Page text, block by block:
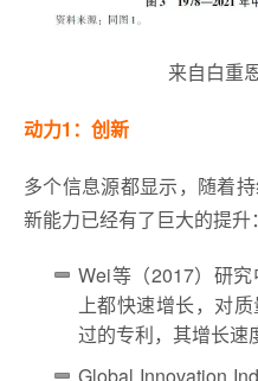
来自白重
动力1：创新
多个信息源都显示，随着
新能力已经有了巨大的提升：
Wei等（2017）研
上都快速增长，对
过的专利，其增长速
Global Innovation